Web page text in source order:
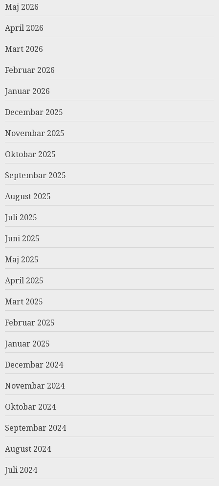
Maj 2026
April 2026
Mart 2026
Februar 2026
Januar 2026
Decembar 2025
Novembar 2025
Oktobar 2025
Septembar 2025
August 2025
Juli 2025
Juni 2025
Maj 2025
April 2025
Mart 2025
Februar 2025
Januar 2025
Decembar 2024
Novembar 2024
Oktobar 2024
Septembar 2024
August 2024
Juli 2024